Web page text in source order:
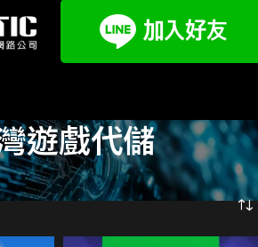
遊戲代儲
儲 頁面 5 顯示第 49 至 60 項結果，共 1458 項